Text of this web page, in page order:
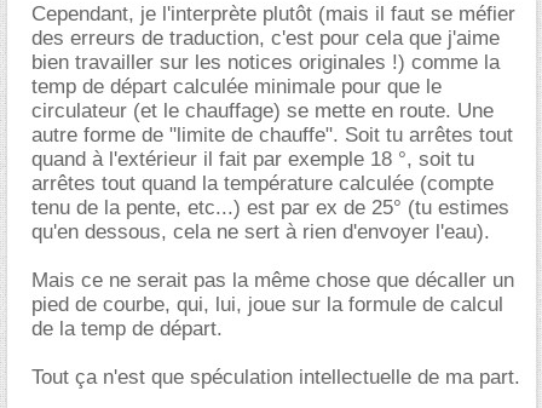
Cependant, je l'interprète plutôt (mais il faut se méfier
des erreurs de traduction, c'est pour cela que j'aime
bien travailler sur les notices originales !) comme la
temp de départ calculée minimale pour que le
circulateur (et le chauffage) se mette en route. Une
autre forme de "limite de chauffe". Soit tu arrêtes tout
quand à l'extérieur il fait par exemple 18 °, soit tu
arrêtes tout quand la température calculée (compte
tenu de la pente, etc...) est par ex de 25° (tu estimes
qu'en dessous, cela ne sert à rien d'envoyer l'eau).
Mais ce ne serait pas la même chose que décaller un
pied de courbe, qui, lui, joue sur la formule de calcul
de la temp de départ.
Tout ça n'est que spéculation intellectuelle de ma part.